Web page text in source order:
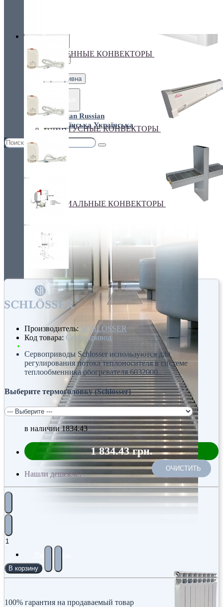
€ Euro
грн. Гривна
Russian
Українська
НАСТЕННЫЕ КОНВЕКТОРЫ
ПЛИНТУСНЫЕ КОНВЕКТОРЫ
СПЕЦИАЛЬНЫЕ КОНВЕКТОРЫ
Производитель: SCHLOSSER
Код товара: Сервопривод
Сервоприводы Schlosser используются для
регулирования потока теплоносителя в системе
теплообменника обогревателя.6032000..
Выберите термоголовку (Schlosser)
в наличии1834.43
1 834.43 грн.
Нашли дешевле?
ОЧИСТИТЬ
В корзину
100% гарантия на продаваемый товар